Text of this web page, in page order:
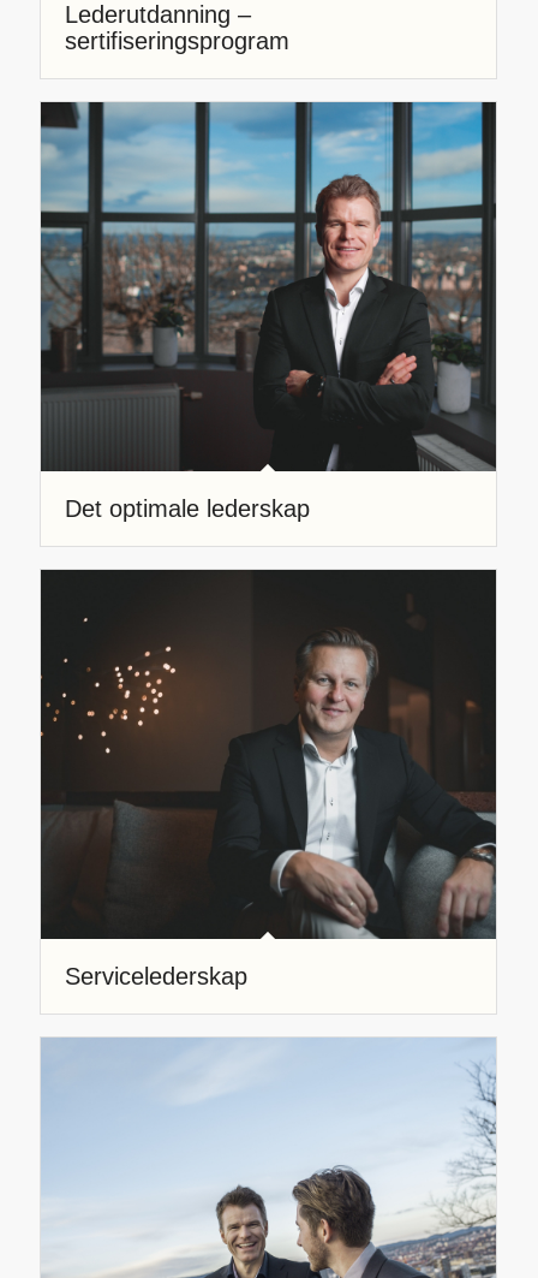
Lederutdanning –
sertifiseringsprogram
Det optimale lederskap
Servicelederskap